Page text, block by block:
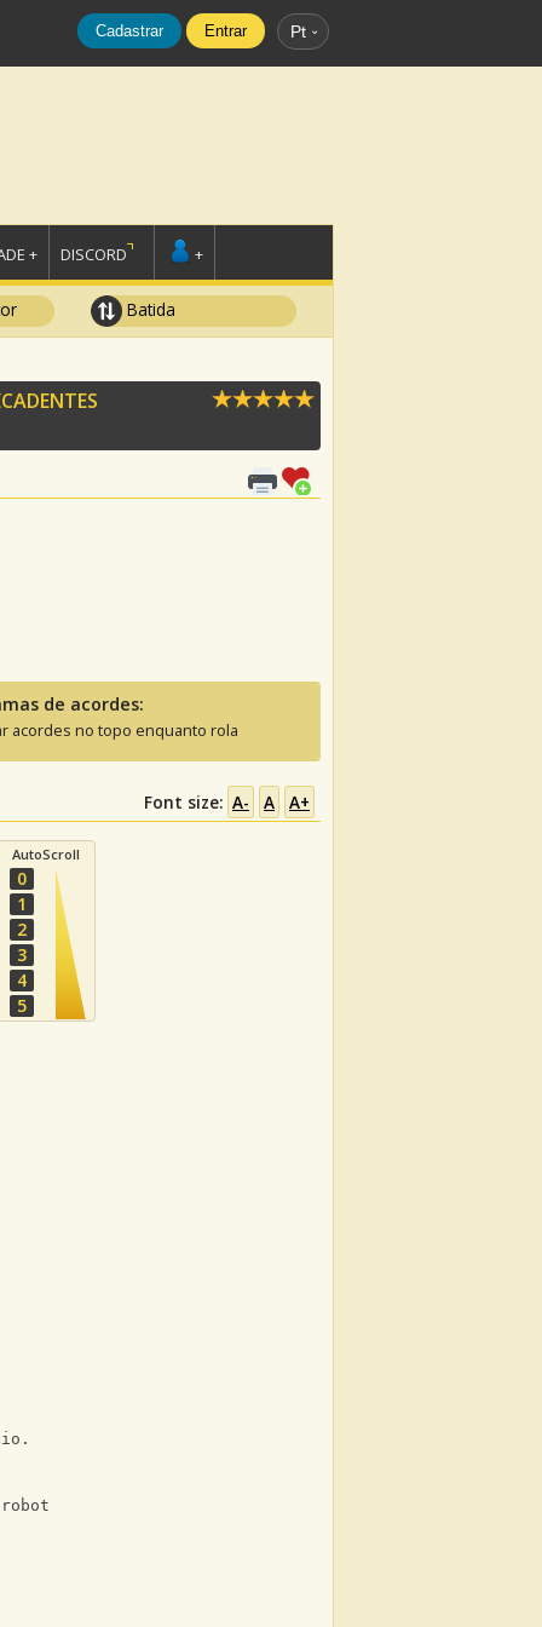
Cadastrar Entrar Pt
+ DISCORD +
Batida
de acordes:
acordes no topo enquanto rola
Font size: A- A A+
AutoScroll
0
1
2
3
4
5